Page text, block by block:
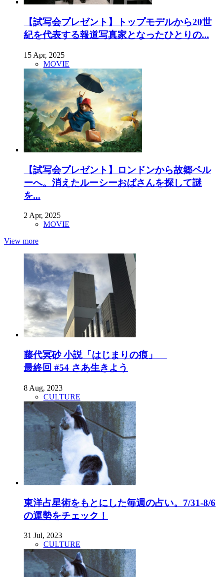
【試写会プレゼント】トップモデルから20世
紀を代表する報道写真家となったひとりの...
15 Apr, 2025
MOVIE
【試写会プレゼント】ロンドンから故郷ペル
ーへ。消えたルーシーおばさんを探して謎
を...
2 Apr, 2025
MOVIE
View more
藤代冥砂 小説「はじまりの痕」
最終回 #54 さあ生きよう
8 Aug, 2023
CULTURE
東洋占星術をもとにした毎週の占い。7/31-8/6
の運勢をチェック！
31 Jul, 2023
CULTURE